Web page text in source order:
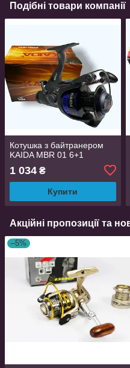
Подібні товари компанії
Котушка з байтранером
KAIDA MBR 01 6+1
1 034 ₴
Купити
Акційні пропозиції та
–5%